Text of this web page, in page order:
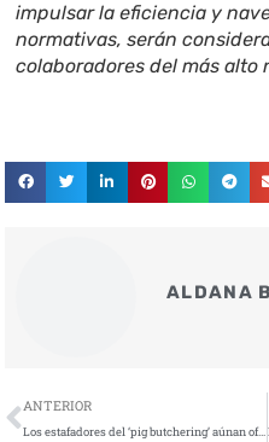
impulsar la eficiencia y
normativas, serán
colaboradores del más alto
ALDANA
Ant
ANTERIOR
Los estafadores del ‘pig butchering’ aúnan ofertas de empleo falsas con plataformas de criptomonedas en un nuevo fraude